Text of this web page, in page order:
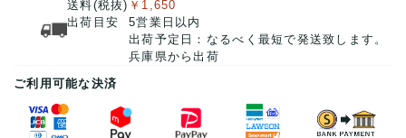
送料(税抜)
出荷目安
￥1,650
5営業日以内
出荷予定日：なるべく最短で発送致します。
兵庫県から出荷
ご利用可能な決済